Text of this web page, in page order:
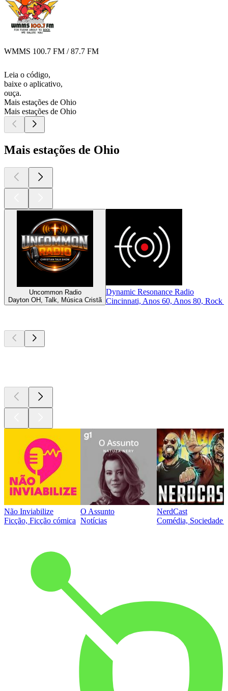
WMMS 100.7 FM / 87.7 FM
Leia o código,
baixe o aplicativo,
ouça.
Mais estações de Ohio
Mais estações de Ohio
Mais estações de Ohio
Uncommon Radio
Dayton OH, Talk, Música Cristã
Dynamic Resonance Radio
Cincinnati, Anos 60, Anos 80, Rock
Não Inviabilize
Ficção, Ficção cómica
O Assunto
Notícias
NerdCast
Comédia, Sociedade